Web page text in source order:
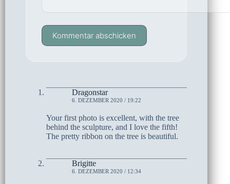
Kommentar abschicken
Dragonstar
6. DEZEMBER 2020 / 19:22
Your first photo is excellent, with the tree
behind the sculpture, and I love the fifth!
The pretty ribbon on the tree is beautiful.
Brigitte
6. DEZEMBER 2020 / 12:34